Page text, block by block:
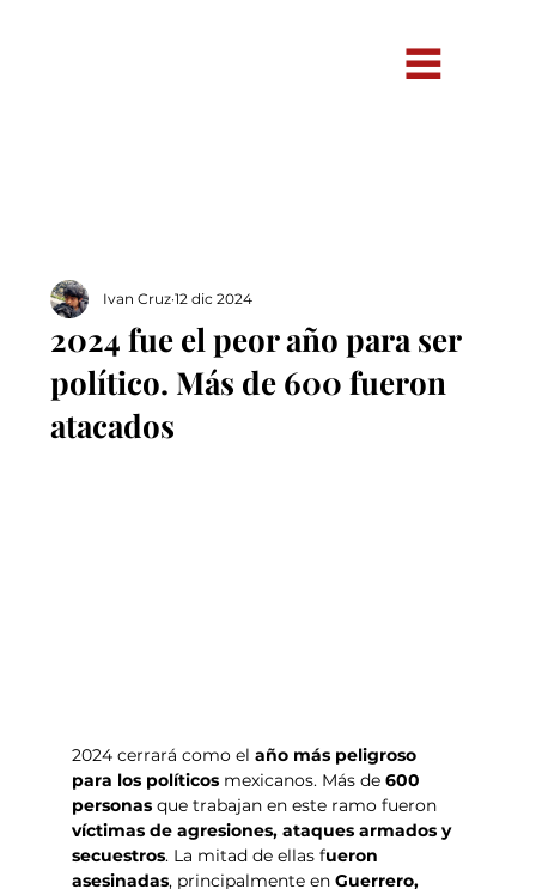
2024 fue el peor año para ser
político. Más de 600 fueron
atacados
Ivan Cruz 12 dic 2024
2024 cerrará como el año más peligroso
para los políticos mexicanos. Más de 600
personas que trabajan en este ramo fueron
víctimas de agresiones, ataques armados y
secuestros. La mitad de ellas fueron
asesinadas, principalmente en Guerrero,